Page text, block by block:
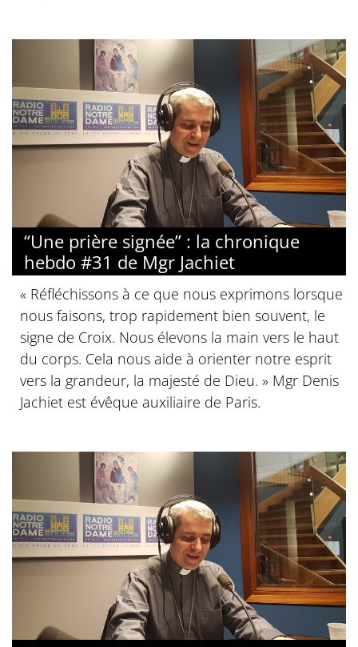
“Une prière signée” : la chronique
hebdo #31 de Mgr Jachiet
« Réfléchissons à ce que nous exprimons lorsque
nous faisons, trop rapidement bien souvent, le
signe de Croix. Nous élevons la main vers le haut
du corps. Cela nous aide à orienter notre esprit
vers la grandeur, la majesté de Dieu. » Mgr Denis
Jachiet est évêque auxiliaire de Paris.